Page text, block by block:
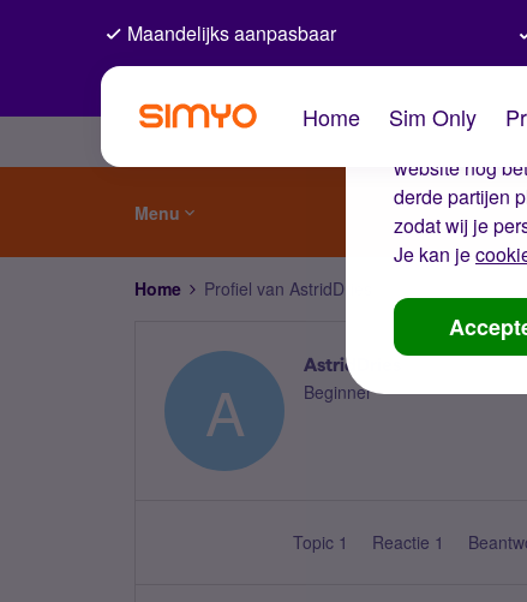
De
Wij gebruiken
website nog
derde partijen
zodat wij je
Je kan je
Maandelijks aanpasbaar
Home Sim Only
Menu
Home Profiel van AstridDries
A
AstridDries
Beginner
Topic 1 Reactie 1